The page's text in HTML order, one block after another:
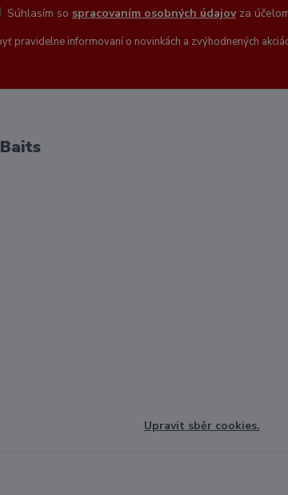
Súhlasím so spracovaním osobných údajovza
pravidelne informovaní o novinkách a zvýhodnených
Upravit sběr cookies.